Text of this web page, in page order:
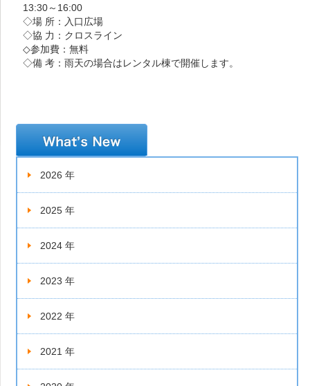
13:30～16:00
◇場 所：入口広場
◇協 力：クロスライン
◇参加費：無料
◇備 考：雨天の場合はレンタル棟で開催します。
2026 年
2025 年
2024 年
2023 年
2022 年
2021 年